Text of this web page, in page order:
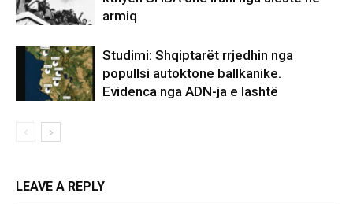
armiq
Studimi: Shqiptarët rrjedhin nga
popullsi autoktone ballkanike.
Evidenca nga ADN-ja e lashtë
LEAVE A REPLY